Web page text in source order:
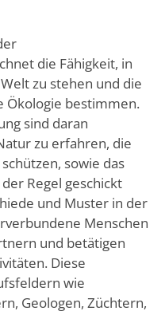
die Fähigkeit, in
zu stehen und die
Ökologie bestimmen.
sind daran
zu erfahren, die
sowie das
Regel geschickt
und Muster in der
Menschen
und betätigen
Diese
wie
Geologen, Züchtern,